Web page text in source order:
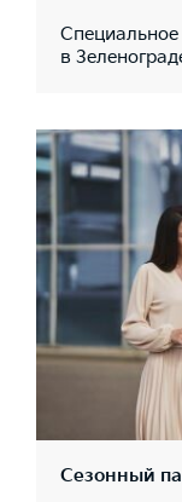
в
Сезонный